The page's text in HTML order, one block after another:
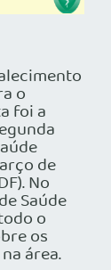
o
foi a
de
No
Saúde
o
os
área.